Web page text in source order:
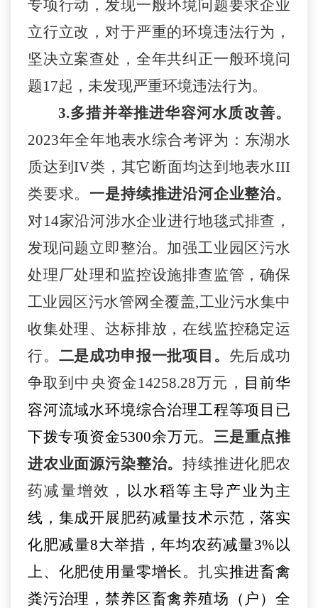
专项行动，发现一般环境问题要求企业
立行立改，对于严重的环境违法行为，
坚决立案查处，全年共纠正一般环境问
题17起，未发现严重环境违法行为。
3.多措并举推进华容河水质改善。
2023年全年地表水综合考评为：东湖水
质达到IV类，其它断面均达到地表水III
类要求。 一是持续推进沿河企业整治。
对14家沿河涉水企业进行地毯式排查，
发现问题立即整治。 加强工业园区污水
处理厂处理和监控设施排查监管 ，确保
工业园区污水管网全覆盖,工业污水集中
收集处理、达标排放，在线监控稳定运
行。 二是成功申报一批项目。 先后成功
争取到中央资金14258.28万元， 目前华
容河流域水环境综合治理工程等项目已
下拨专项资金5300余万元。三是重点推
进农业面源污染整治。持续推进化肥农
药减量增效 ， 以水稻等 主导产业为主
线，集成开展肥药减量技术示范，落实
化肥减量8大举措 ，年均农药减量3%以
上、化肥使用量零增长。 扎实推进畜禽
粪污治理 ，禁养区畜禽养殖场（户） 全